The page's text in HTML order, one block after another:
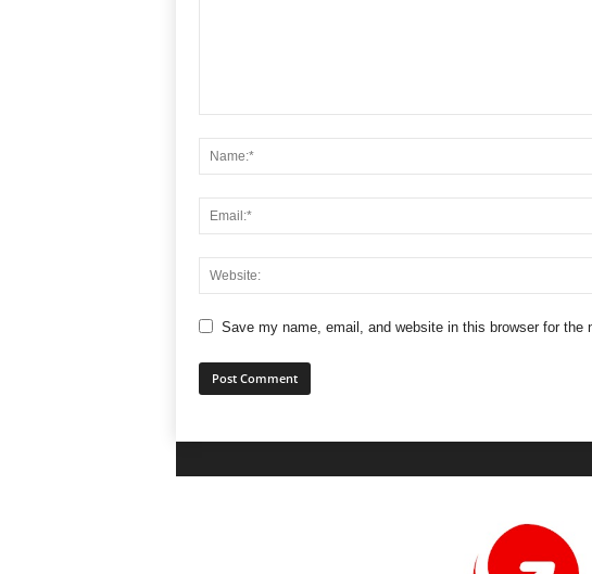
Save my name, email, and website in this browser for the